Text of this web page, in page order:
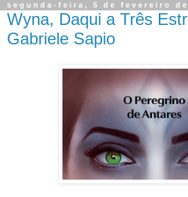
segunda-feira, 5 de fevereiro de
Wyna, Daqui a Três
Gabriele Sapio